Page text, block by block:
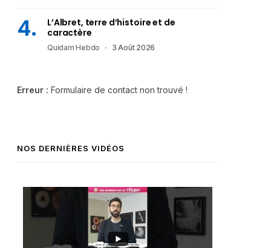
L’Albret, terre d’histoire et de
caractère
Quidam Hebdo 3 Août 2026
Erreur : Formulaire de contact non trouvé !
NOS DERNIÈRES VIDÉOS